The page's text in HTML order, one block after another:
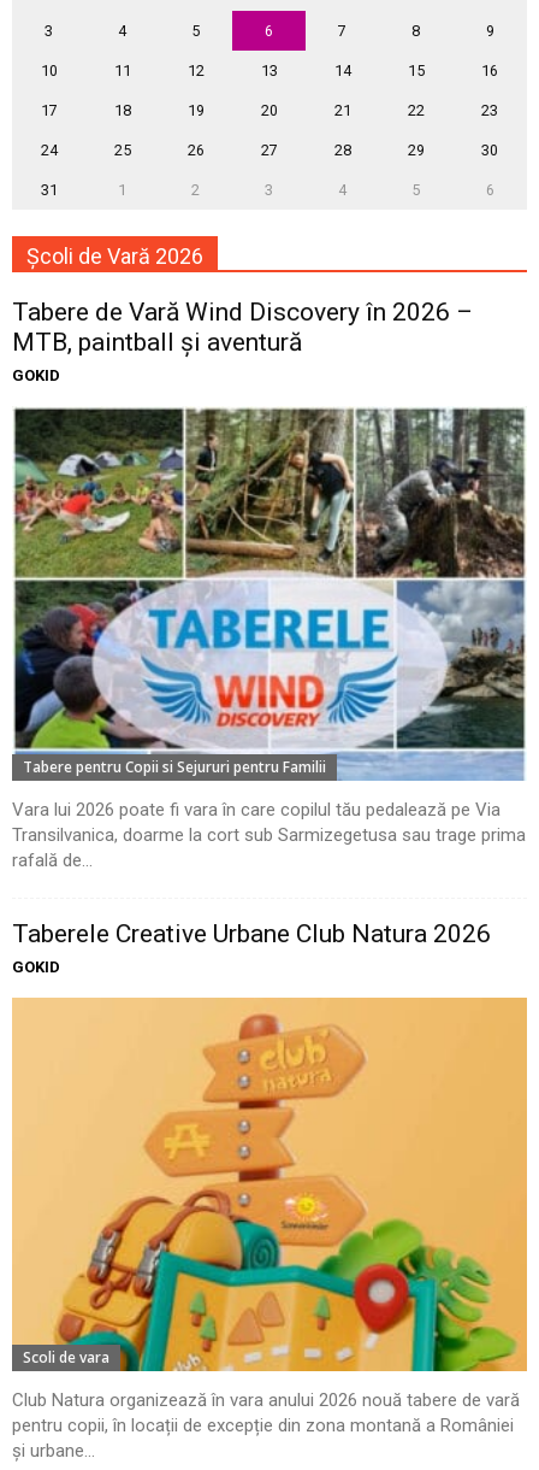
3 4 5 6 7 8 9
10 11 12 13 14 15 16
17 18 19 20 21 22 23
24 25 26 27 28 29 30
31 1 2 3 4 5 6
Școli de Vară 2026
Tabere de Vară Wind Discovery în 2026 –
MTB, paintball și aventură
GOKID
Tabere pentru Copii si Sejururi pentru Familii
Vara lui 2026 poate fi vara în care copilul tău pedalează pe Via
Transilvanica, doarme la cort sub Sarmizegetusa sau trage prima
rafală de...
Taberele Creative Urbane Club Natura 2026
GOKID
Scoli de vara
Club Natura organizează în vara anului 2026 nouă tabere de vară
pentru copii, în locații de excepție din zona montană a României
și urbane...